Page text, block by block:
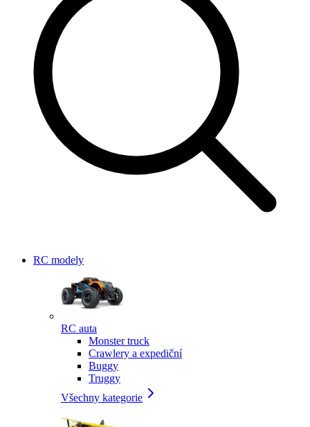
RC modely
RC auta
Monster truck
Crawlery a expediční
Buggy
Truggy
Všechny kategorie